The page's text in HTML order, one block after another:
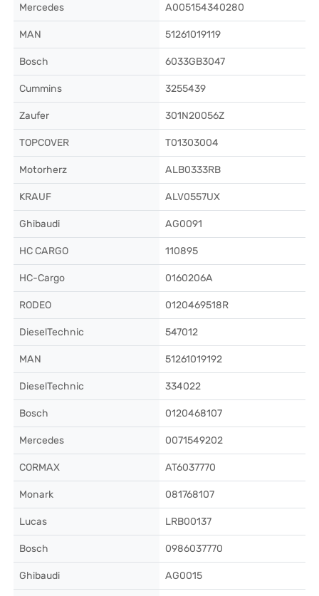
Mercedes A005154340280
MAN 51261019119
Bosch 6033GB3047
Cummins 3255439
Zaufer 301N20056Z
TOPCOVER T01303004
Motorherz ALB0333RB
KRAUF ALV0557UX
Ghibaudi AG0091
HC CARGO 110895
HC-Cargo 0160206A
RODEO 0120469518R
DieselTechnic 547012
MAN 51261019192
DieselTechnic 334022
Bosch 0120468107
Mercedes 0071549202
CORMAX AT6037770
Monark 081768107
Lucas LRB00137
Bosch 0986037770
Ghibaudi AG0015